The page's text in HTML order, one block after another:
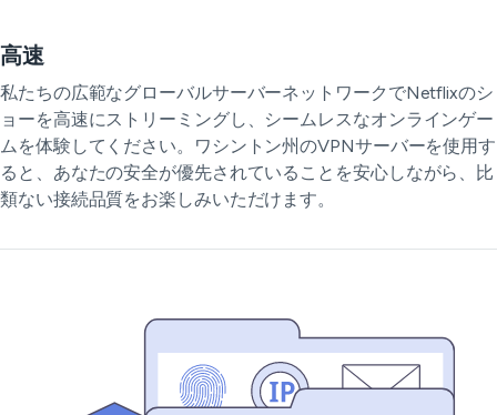
高速
私たちの広範なグローバルサーバーネットワークでNetflixのシ
ョーを高速にストリーミングし、シームレスなオンラインゲー
ムを体験してください。ワシントン州のVPNサーバーを使用す
ると、あなたの安全が優先されていることを安心しながら、比
類ない接続品質をお楽しみいただけます。